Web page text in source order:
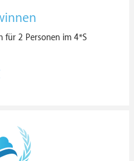
für 2 Personen im 4*S